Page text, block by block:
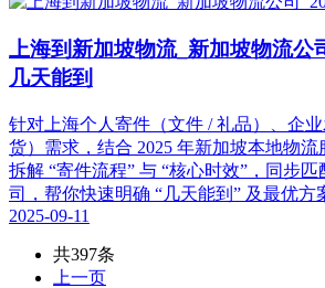
上海到新加坡物流_新加坡物流公
几天能到
针对上海个人寄件（文件 / 礼品）、企
货）需求，结合 2025 年新加坡本地物
拆解 “寄件流程” 与 “核心时效”，同步
司，帮你快速明确 “几天能到” 及最优方
2025-09-11
共397条
上一页